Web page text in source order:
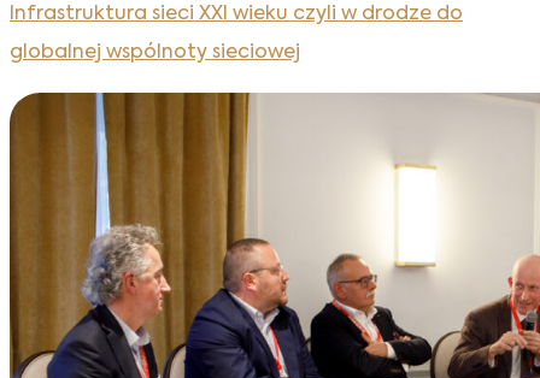
Infrastruktura sieci XXI wieku czyli w drodze do
globalnej wspólnoty sieciowej